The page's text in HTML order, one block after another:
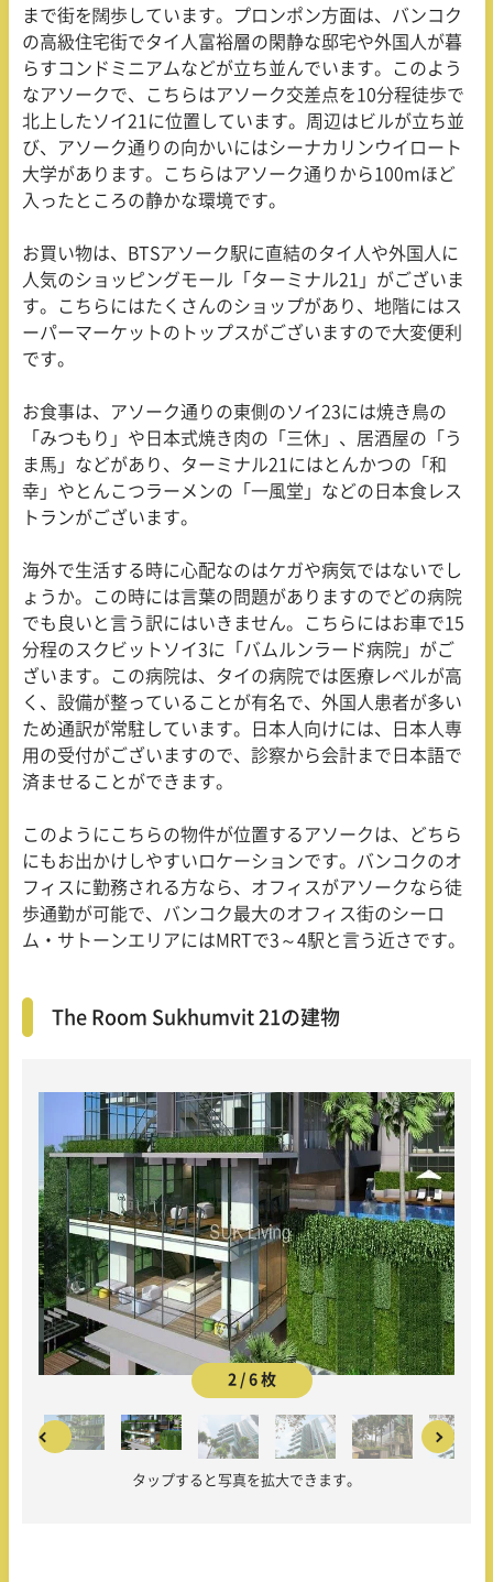
まで街を闊歩しています。プロンポン方面は、バンコク
の高級住宅街でタイ人富裕層の閑静な邸宅や外国人が暮
らすコンドミニアムなどが立ち並んでいます。このよう
なアソークで、こちらはアソーク交差点を 10分程徒歩で
北上したソイ21 に位置しています。周辺はビルが立ち並
び、アソーク通りの向かいにはシーナカリンウイロート
大学があります。こちらはアソーク通りから 100mほど
入ったところの静かな環境です。
お買い物は、 BTSアソーク駅に直結のタイ人や外国人に
人気のショッピングモール「ターミナル21 」がございま
す。こちらにはたくさんのショップがあり、地階にはス
ーパーマーケットのトップスがございますので大変便利
です。
お食事は、アソーク通りの東側のソイ23には焼き鳥の
「みつもり」や日本式焼き肉の「三休」、居酒屋の「う
ま馬」などがあり、ターミナル21 にはとんかつの「和
幸」やとんこつラーメンの「一風堂」などの日本食レス
トランがございます。
海外で生活する時に心配なのはケガや病気ではないでし
ょうか。この時には言葉の問題がありますのでどの病院
でも良いと言う訳にはいきません。こちらにはお車で15
分程のスクビットソイ3に「バムルンラード病院」がご
ざいます。この病院は、タイの病院では医療レベルが高
く、設備が整っていることが有名で、外国人患者が多い
ため通訳が常駐しています。日本人向けには、日本人専
用の受付がございますので、診察から会計まで日本語で
済ませることができます。
このようにこちらの物件が位置するアソークは、どちら
にもお出かけしやすいロケーションです。バンコクのオ
フィスに勤務される方なら、オフィスがアソークなら徒
歩通勤が可能で、バンコク最大のオフィス街のシーロ
ム・サトーンエリアにはMRTで3 ～4駅と言う近さです。
The Room Sukhumvit 21の建物
2 / 6 枚
タップすると写真を拡大できます。